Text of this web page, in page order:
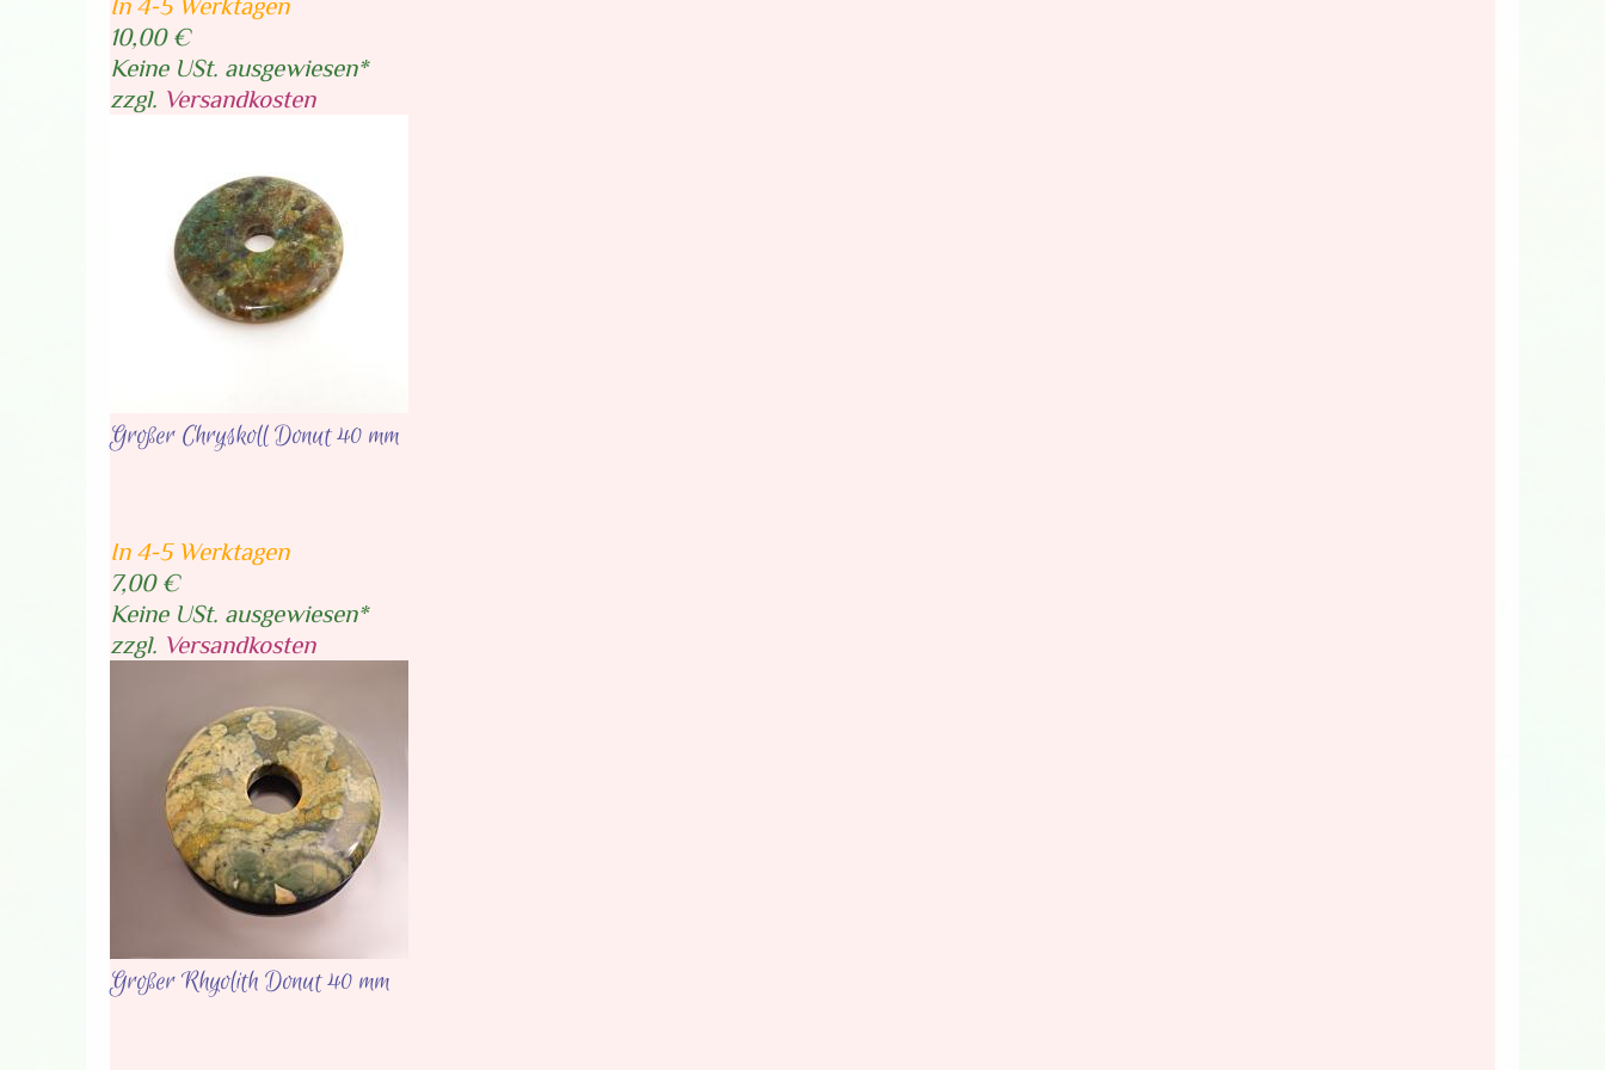
In 4-5 Werktagen
10,00 €
Keine USt. ausgewiesen*
zzgl. Versandkosten
Großer Chryskoll Donut 40 mm
In 4-5 Werktagen
7,00 €
Keine USt. ausgewiesen*
zzgl. Versandkosten
Großer Rhyolith Donut 40 mm